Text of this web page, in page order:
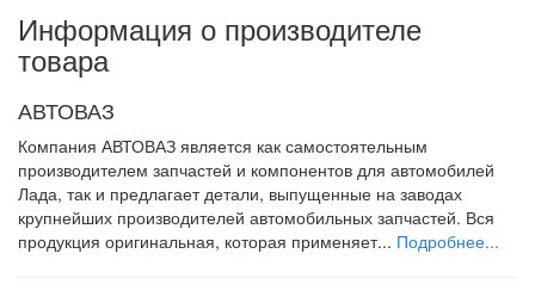
Информация о производителе
товара
АВТОВАЗ
Компания АВТОВАЗ является как самостоятельным
производителем запчастей и компонентов для автомобилей
Лада, так и предлагает детали, выпущенные на заводах
крупнейших производителей автомобильных запчастей. Вся
продукция оригинальная, которая применяет... Подробнее...